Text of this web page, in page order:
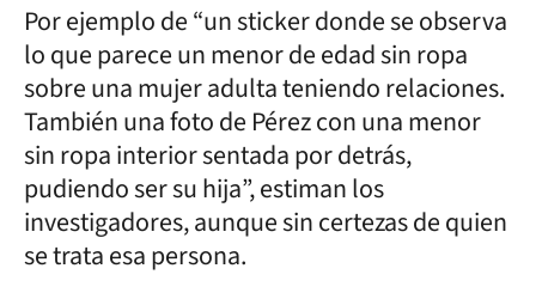
Por ejemplo de “un sticker donde se observa
lo que parece un menor de edad sin ropa
sobre una mujer adulta teniendo relaciones.
También una foto de Pérez con una menor
sin ropa interior sentada por detrás,
pudiendo ser su hija”, estiman los
investigadores, aunque sin certezas de quien
se trata esa persona.